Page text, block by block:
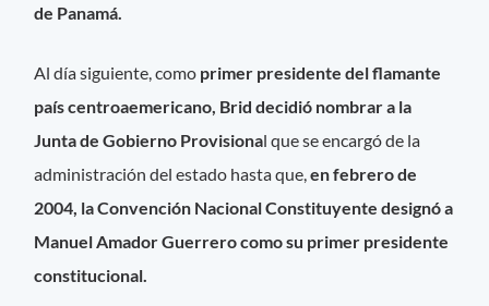
de Panamá.
Al día siguiente, como primer presidente del flamante
país centroaemericano, Brid decidió nombrar a la
Junta de Gobierno Provisional que se encargó de la
administración del estado hasta que,en febrero de
2004, la Convención Nacional Constituyente designó a
Manuel Amador Guerrero como su primer presidente
constitucional.